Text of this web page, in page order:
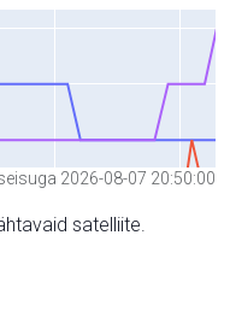
2026-08-07 20:50:00
satelliite.